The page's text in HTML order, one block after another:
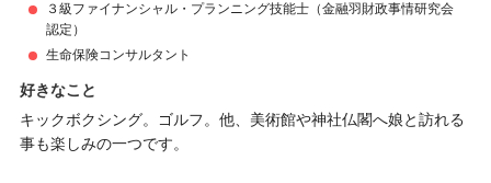
３級ファイナンシャル・プランニング技能士（金融羽財政事情研究会
認定）
生命保険コンサルタント
好きなこと
キックボクシング。ゴルフ。他、美術館や神社仏閣へ娘と訪れる
事も楽しみの一つです。